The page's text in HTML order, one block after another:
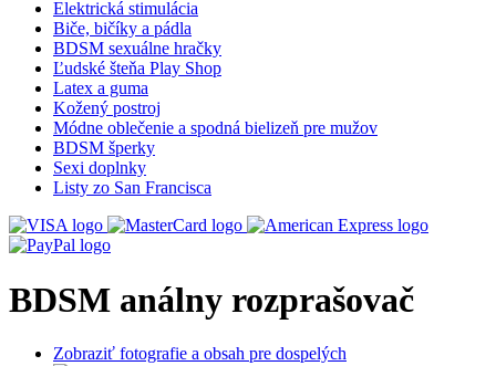
Elektrická stimulácia
Biče, bičíky a pádla
BDSM sexuálne hračky
Ľudské šteňa Play Shop
Latex a guma
Kožený postroj
Módne oblečenie a spodná bielizeň pre mužov
BDSM šperky
Sexi doplnky
Listy zo San Francisca
BDSM análny rozprašovač
Zobraziť fotografie a obsah pre dospelých